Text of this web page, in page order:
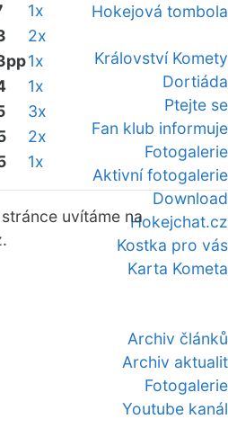
Hokejová tombola
Království Komety
Dortiáda
Ptejte se
Fan klub informuje
Fotogalerie
Aktivní fotogalerie
Download
Hokejchat.cz
Kostka pro vás
Karta Kometa
Archiv článků
Archiv aktualit
Fotogalerie
Youtube kanál
1x
2x
1x
1x
3x
2x
1x
uvítáme na